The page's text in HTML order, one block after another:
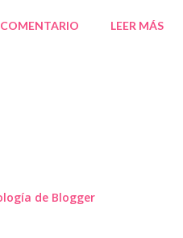
LEER MÁS
de Blogger